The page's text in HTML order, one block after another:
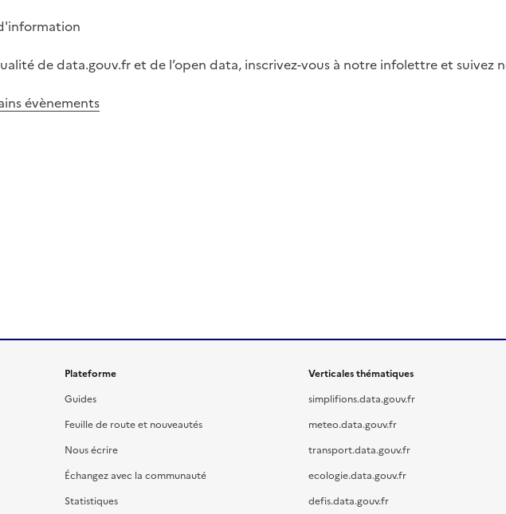
de data.gouv.fr et de l’open data, inscrivez-vous à notre infolettre et suivez
évènements
Plateforme
Guides
Feuille de route et nouveautés
Nous écrire
Échangez avec la communauté
Statistiques
Verticales thématiques
simplifions.data.gouv.fr
meteo.data.gouv.fr
transport.data.gouv.fr
ecologie.data.gouv.fr
defis.data.gouv.fr